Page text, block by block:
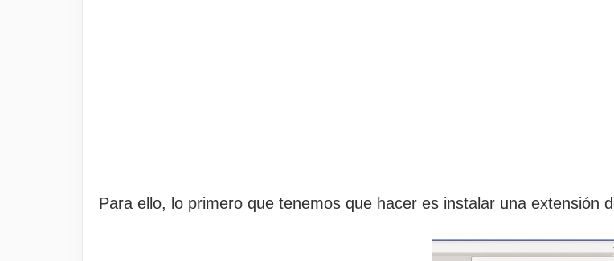
Para ello, lo primero que tenemos que hacer es instalar una extensión